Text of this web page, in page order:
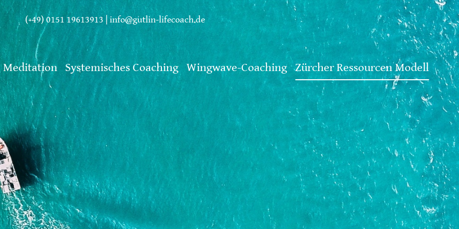
(+49) 0151 19613913 |info@gutlin-lifecoach.de
Meditation Systemisches Coaching Wingwave-Coaching Zürcher Ressourcen Modell